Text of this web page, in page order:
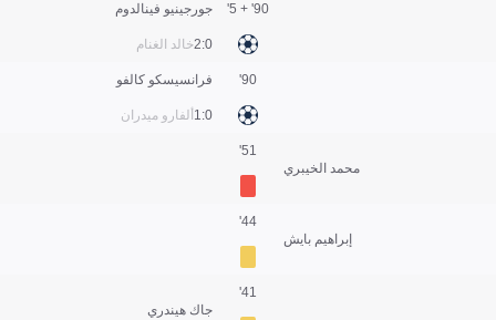
جورجينيو فينالدوم
خالد الغنام0:2
90' + 5'
فرانسيسكو كالفو
ألفارو ميدران 0:1
90'
محمد الخيبري
51'
إبراهيم بايش
44'
جاك هيندري
41'